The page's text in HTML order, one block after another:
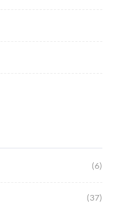
(6)
(37)